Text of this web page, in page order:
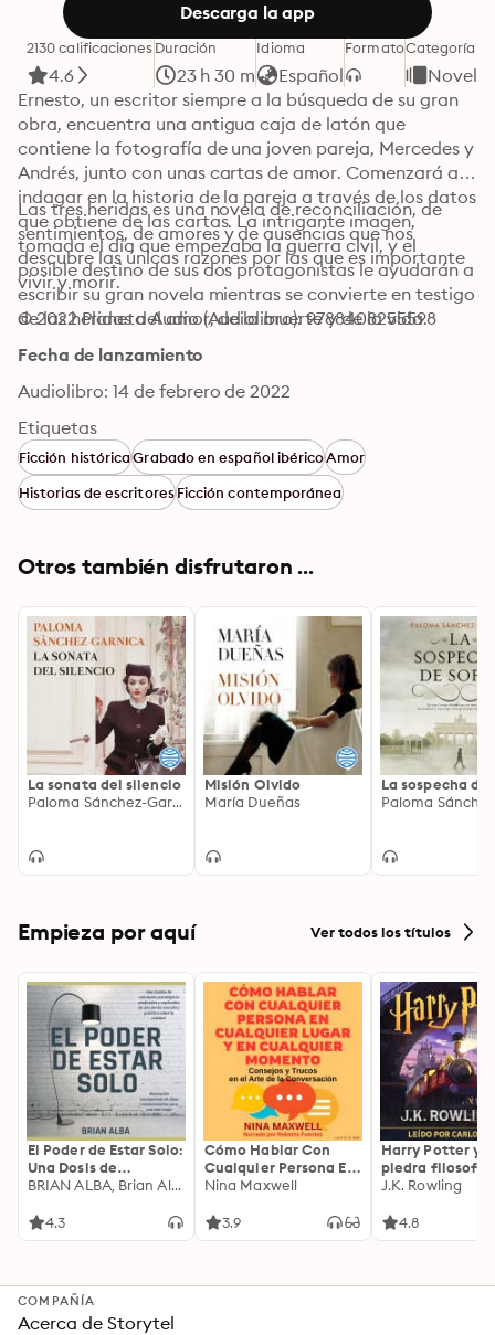
Descarga la app
2130 calificaciones
4.6
Duración
23 h 30 m
Idioma
Español
FormatoCategoría
Novelas
Ernesto, un escritor siempre a la búsqueda de su gran
obra, encuentra una antigua caja de latón que
contiene la fotografía de una joven pareja, Mercedes y
Andrés, junto con unas cartas de amor. Comenzará a
indagar en la historia de la pareja a través de los datos
que obtiene de las cartas. La intrigante imagen,
tomada el día que empezaba la guerra civil, y el
posible destino de sus dos protagonistas le ayudarán a
escribir su gran novela mientras se convierte en testigo
de las heridas del amor, de la muerte y de la vida.
Las tres heridas es una novela de reconciliación, de
sentimientos, de amores y de ausencias que nos
descubre las únicas razones por las que es importante
vivir y morir.
© 2022 Planeta Audio (Audiolibro): 9788408255598
Fecha de lanzamiento
Audiolibro: 14 de febrero de 2022
Etiquetas
Ficción históricaGrabado en español ibéricoAmor
Historias de escritoresFicción contemporánea
Otros también disfrutaron ...
La sonata del silencio
Paloma Sánchez-Garnica
Misión Olvido
María Dueñas
La sospecha de
Empieza por aquí Ver todos los títulos
El Poder de Estar Solo:
Una Dosis de
Motivación
Ideas Revolucionarias
BRIAN ALBA, Brian Alba
4.3
Cómo Hablar Con
Cualquier Persona En
Cualquier Lugar Y En
Nina Maxwell
3.9
Harry Potter y
piedra filosofal
J.K. Rowling
4.8
COMPAÑÍA
Acerca de Storytel